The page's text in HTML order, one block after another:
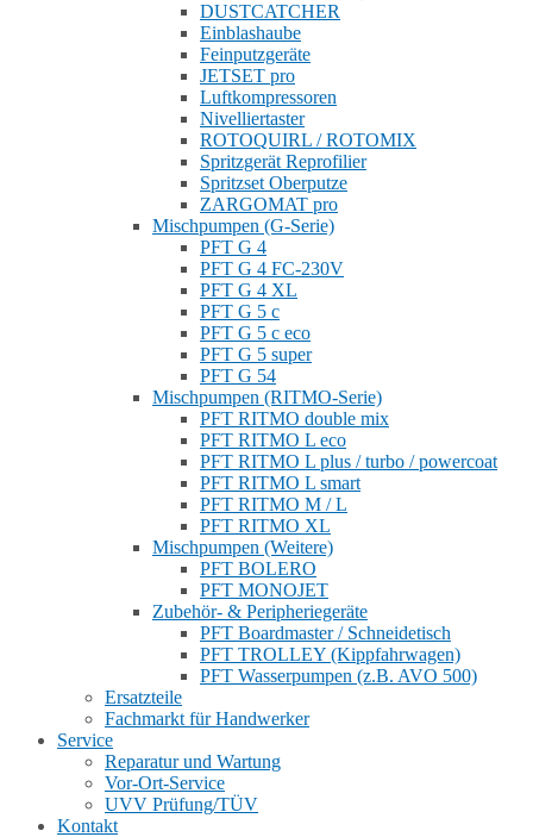
DUSTCATCHER
Einblashaube
Feinputzgeräte
JETSET pro
Luftkompressoren
Nivelliertaster
ROTOQUIRL / ROTOMIX
Spritzgerät Reprofilier
Spritzset Oberputze
ZARGOMAT pro
Mischpumpen (G-Serie)
PFT G 4
PFT G 4 FC-230V
PFT G 4 XL
PFT G 5 c
PFT G 5 c eco
PFT G 5 super
PFT G 54
Mischpumpen (RITMO-Serie)
PFT RITMO double mix
PFT RITMO L eco
PFT RITMO L plus / turbo / powercoat
PFT RITMO L smart
PFT RITMO M / L
PFT RITMO XL
Mischpumpen (Weitere)
PFT BOLERO
PFT MONOJET
Zubehör- & Peripheriegeräte
PFT Boardmaster / Schneidetisch
PFT TROLLEY (Kippfahrwagen)
PFT Wasserpumpen (z.B. AVO 500)
Ersatzteile
Fachmarkt für Handwerker
Service
Reparatur und Wartung
Vor-Ort-Service
UVV Prüfung/TÜV
Kontakt